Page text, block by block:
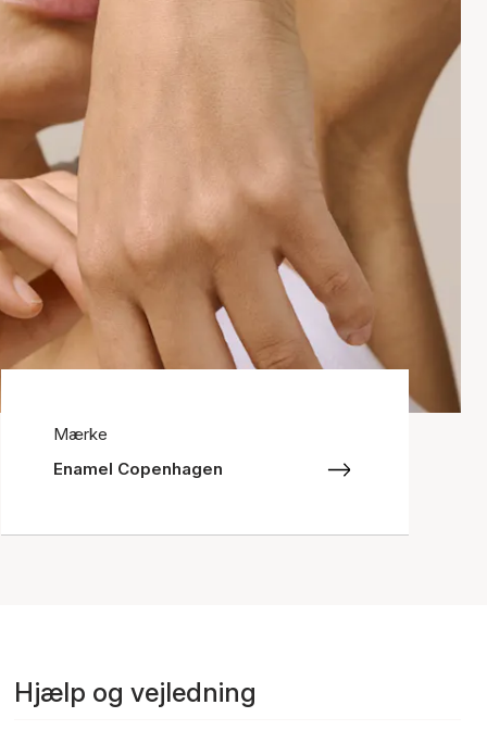
Mærke
Enamel Copenhagen
Hjælp og vejledning